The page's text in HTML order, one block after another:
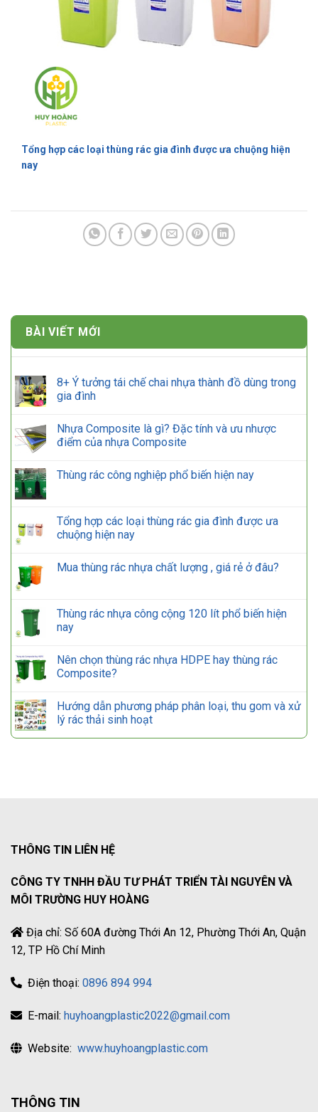
Tổng hợp các loại thùng rác gia đình được ưa chuộng hiện
nay
BÀI VIẾT MỚI
8+ Ý tưởng tái chế chai nhựa thành đồ dùng trong
gia đình
Nhựa Composite là gì? Đặc tính và ưu nhược
điểm của nhựa Composite
Thùng rác công nghiệp phổ biến hiện nay
Tổng hợp các loại thùng rác gia đình được ưa
chuộng hiện nay
Mua thùng rác nhựa chất lượng , giá rẻ ở đâu?
Thùng rác nhựa công cộng 120 lít phổ biến hiện
nay
Nên chọn thùng rác nhựa HDPE hay thùng rác
Composite?
Hướng dẫn phương pháp phân loại, thu gom và xử
lý rác thải sinh hoạt
THÔNG TIN LIÊN HỆ
CÔNG TY TNHH ĐẦU TƯ PHÁT TRIỂN TÀI NGUYÊN VÀ
MÔI TRƯỜNG HUY HOÀNG
Địa chỉ: Số 60A đường Thới An 12, Phường Thới An, Quận
12, TP Hồ Chí Minh
Điện thoại: 0896 894 994
E-mail: huyhoangplastic2022@gmail.com
Website: www.huyhoangplastic.com
THÔNG TIN